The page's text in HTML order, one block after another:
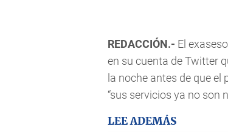
REDACCIÓN.- El
en su cuenta de Twitter
la noche antes de que
“sus servicios ya no son
LEE ADEMÁS